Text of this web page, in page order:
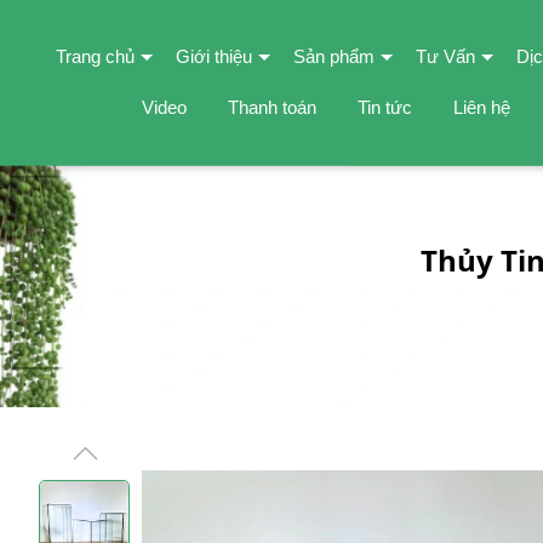
Trang chủ Giới thiệu Sản phẩm Tư Vấn
Video Thanh toán Tin tức Liên hệ
Thủy